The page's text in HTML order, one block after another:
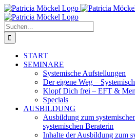
Zum
Inhalt
springen
Suche
nach:
START
SEMINARE
Systemische Aufstellungen
Der eigene Weg –
Klopf Dich frei – EFT &
Specials
AUSBILDUNG
Ausbildung zum
systemischen Beraterin
Inhalte der Ausbildung zum